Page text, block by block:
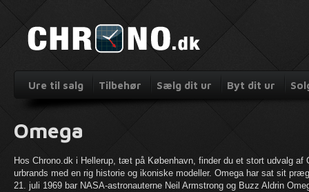
Ure til salg Tilbehør Sælg dit ur Byt dit ur
Omega
Hos Chrono.dk i Hellerup, tæt på København, finder du et stort udvalg af
urbrands med en rig historie og ikoniske modeller. Omega har sat sit
21. juli 1969 bar NASA-astronauterne Neil Armstrong og Buzz Aldrin